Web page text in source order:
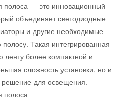
полоса — это инновационный
объединяет светодиодные
и другие необходимые
Такая интегрированная
ленту более компактной и
сложность установки, но и
для освещения.
полоса